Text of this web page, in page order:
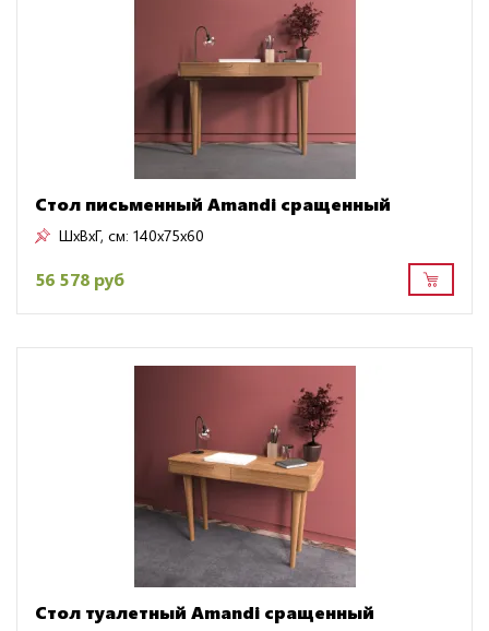
Стол письменный Amandi сращенный
ШxВxГ, см: 140x75x60
56 578 руб
Стол туалетный Amandi сращенный